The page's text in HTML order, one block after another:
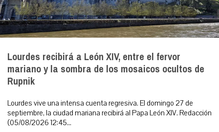
Lourdes recibirá a León XIV, entre el fervor
mariano y la sombra de los mosaicos ocultos de
Rupnik
Lourdes vive una intensa cuenta regresiva. El domingo 27 de
septiembre, la ciudad mariana recibirá al Papa León XIV. Redacción
(05/08/2026 12:45...